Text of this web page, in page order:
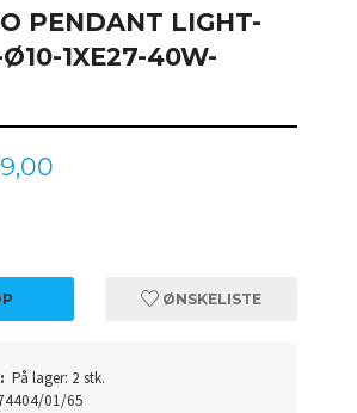
PENDANT LIGHT-
1XE27-40W-
ØNSKELISTE
På lager: 2 stk.
01/65